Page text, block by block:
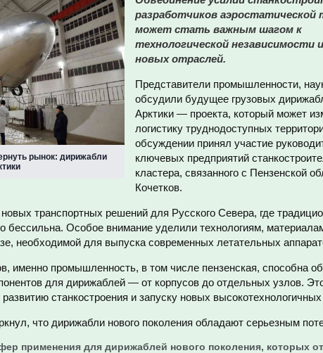
рынок: дирижабли
разработчиков аэростатической
может стать важным шагом к
технологической независимости
новых отраслей.
Представители промышленности,
обсудили будущее грузовых
Арктики — проекта, который может
логистику труднодоступных
обсуждении принял участие
ключевых предприятий
кластера, связанного с Пензенской
Кочетков.
транспортных решений для Русского Севера, где
бессильна. Особое внимание уделили технологиям,
необходимой для выпуска современных летательных
именно промышленность, в том числе пензенская, способна
для дирижаблей — от корпусов до отдельных узлов.
станкостроения и запуску новых высокотехнологичных
что дирижабли нового поколения обладают серьезным
применения для дирижаблей нового поколения, которых